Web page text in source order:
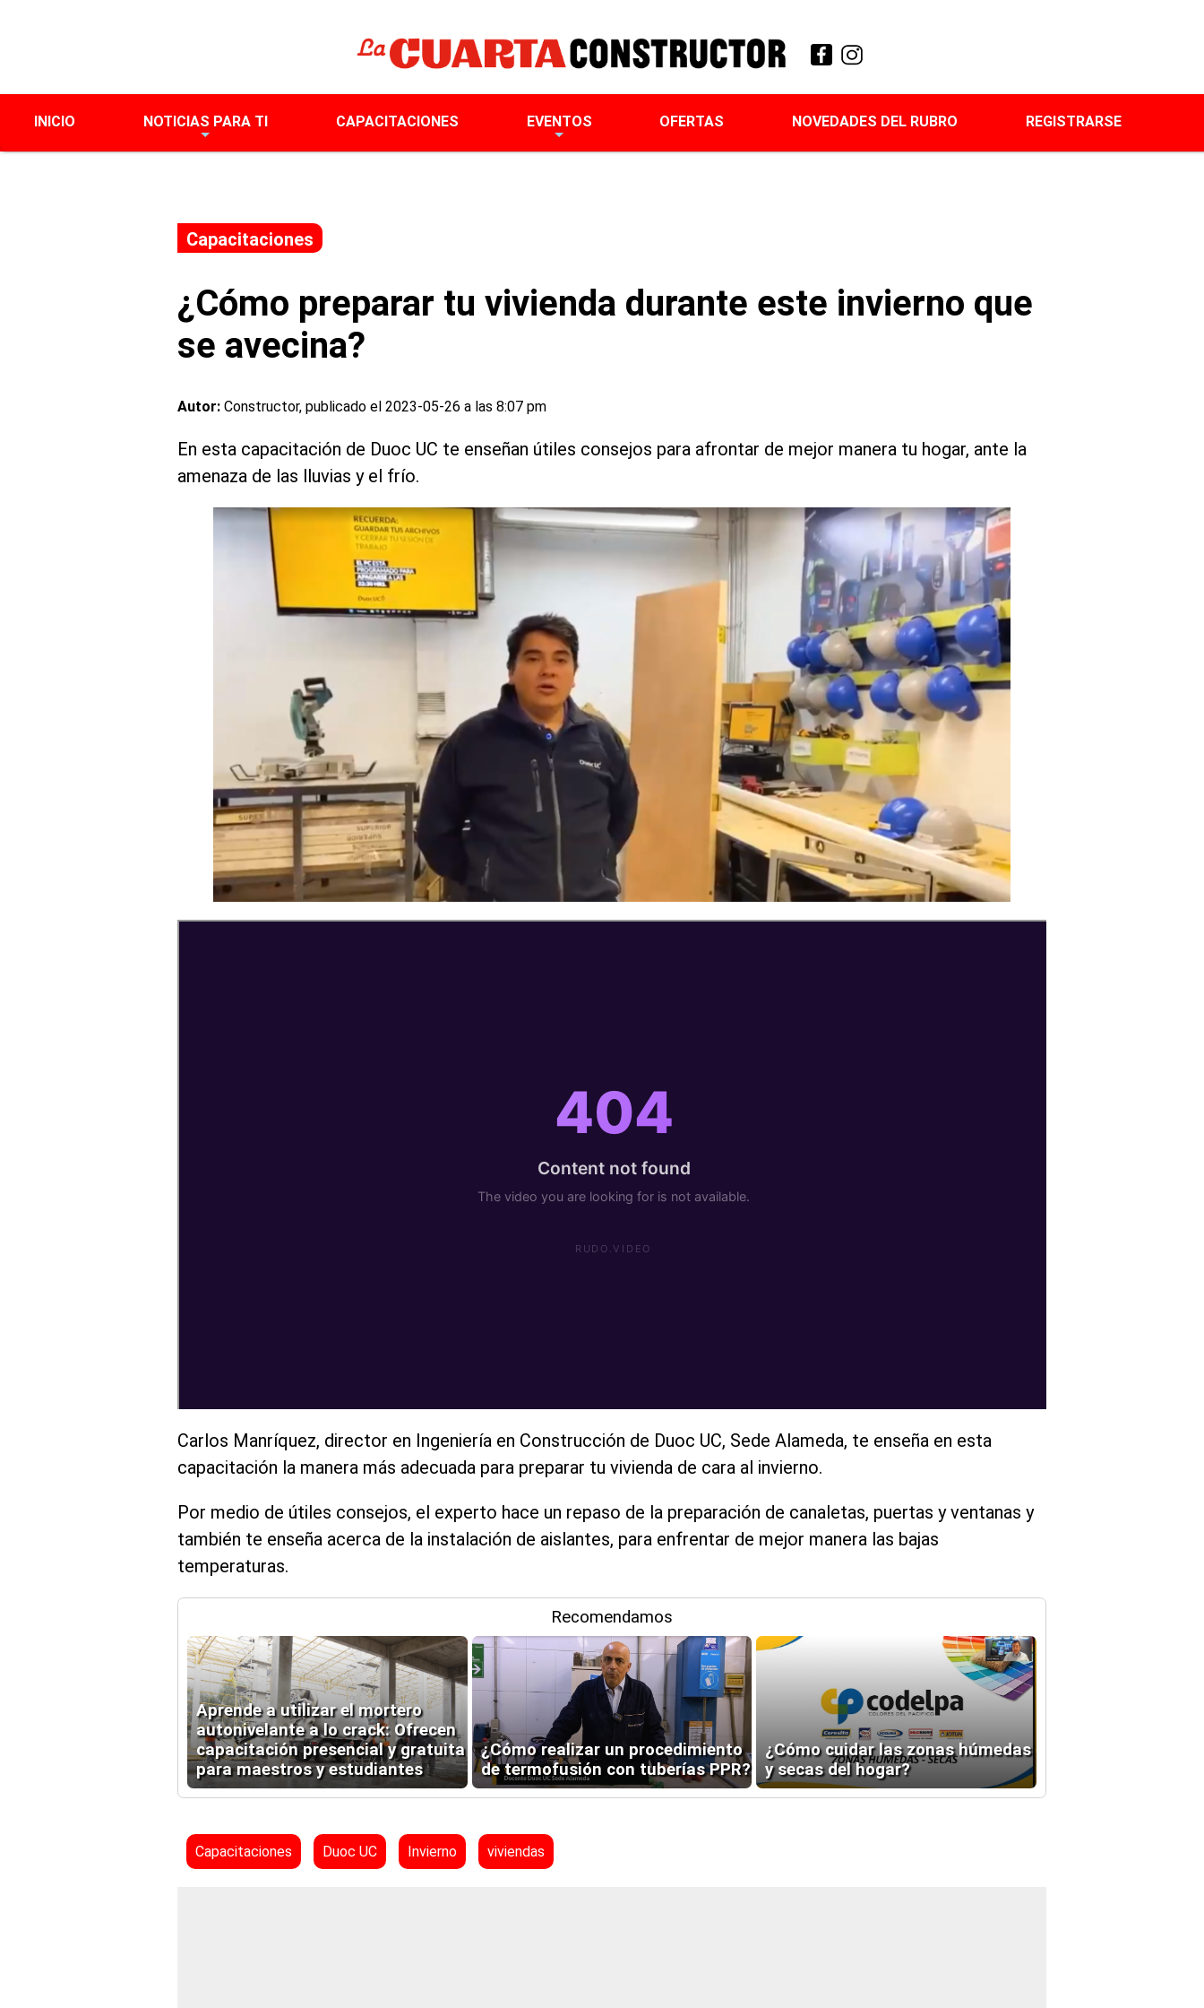
INICIO NOTICIAS PARA TI CAPACITACIONES EVENTOS OFERTAS NOVEDADES DEL RUBRO REGISTRARSE
Capacitaciones
¿Cómo preparar tu vivienda durante este invierno que
se avecina?
Autor: Constructor, publicado el 2023-05-26 a las 8:07 pm
En esta capacitación de Duoc UC te enseñan útiles consejos para afrontar de mejor manera tu hogar, ante la
amenaza de las lluvias y el frío.
Carlos Manríquez, director en Ingeniería en Construcción de Duoc UC, Sede Alameda, te enseña en esta
capacitación la manera más adecuada para preparar tu vivienda de cara al invierno.
Por medio de útiles consejos, el experto hace un repaso de la preparación de canaletas, puertas y ventanas y
también te enseña acerca de la instalación de aislantes, para enfrentar de mejor manera las bajas
temperaturas.
Recomendamos
Aprende a utilizar el mortero
autonivelante a lo crack: Ofrecen
capacitación presencial y gratuita
para maestros y estudiantes
¿Cómo realizar un procedimiento
de termofusión con tuberías PPR?
¿Cómo cuidar las zonas húmedas
y secas del hogar?
Capacitaciones Duoc UC Invierno viviendas